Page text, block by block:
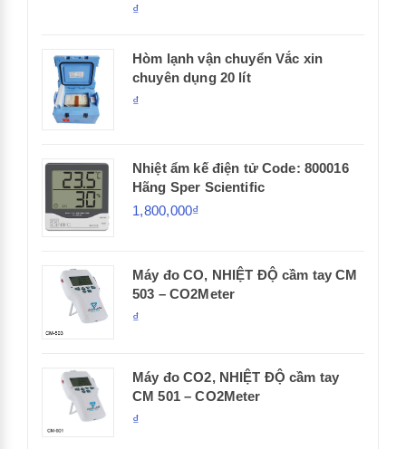
₫
Hòm lạnh vận chuyển Vắc xin
chuyên dụng 20 lít
₫
Nhiệt ẩm kế điện tử Code: 800016
Hãng Sper Scientific
1,800,000₫
Máy đo CO, NHIỆT ĐỘ cầm tay CM
503 – CO2Meter
₫
Máy đo CO2, NHIỆT ĐỘ cầm tay
CM 501 – CO2Meter
₫